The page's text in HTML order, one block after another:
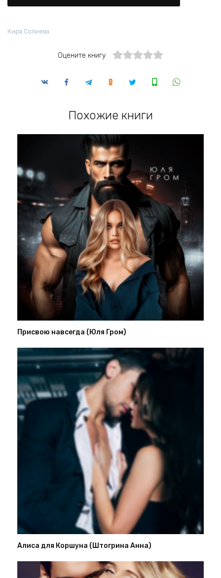
Кира Солиева
Оцените книгу
Похожие книги
Присвою навсегда (Юля Гром)
Алиса для Коршуна (Штогрина Анна)